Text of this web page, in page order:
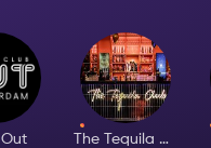
The Tequila Club